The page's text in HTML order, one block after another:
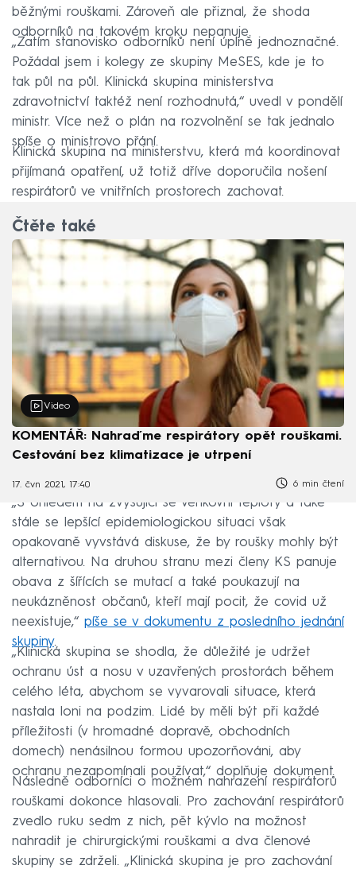
běžnými rouškami. Zároveň ale přiznal, že shoda
odborníků na takovém kroku nepanuje.
„Zatím stanovisko odborníků není úplně jednoznačné.
Požádal jsem i kolegy ze skupiny MeSES, kde je to
tak půl na půl. Klinická skupina ministerstva
zdravotnictví taktéž není rozhodnutá,“ uvedl v pondělí
ministr. Více než o plán na rozvolnění se tak jednalo
spíše o ministrovo přání.
Klinická skupina na ministerstvu, která má koordinovat
přijímaná opatření, už totiž dříve doporučila nošení
respirátorů ve vnitřních prostorech zachovat.
Čtěte také
Video
KOMENTÁŘ: Nahraďme respirátory opět rouškami.
Cestování bez klimatizace je utrpení
17. čvn 2021, 17:40 6 min čtení
„S ohledem na zvyšující se venkovní teploty a také
stále se lepšící epidemiologickou situaci však
opakovaně vyvstává diskuse, že by roušky mohly být
alternativou. Na druhou stranu mezi členy KS panuje
obava z šířících se mutací a také poukazují na
neukázněnost občanů, kteří mají pocit, že covid už
neexistuje,“ píše se v dokumentu z posledního jednání
skupiny.
„Klinická skupina se shodla, že důležité je udržet
ochranu úst a nosu v uzavřených prostorách během
celého léta, abychom se vyvarovali situace, která
nastala loni na podzim. Lidé by měli být při každé
příležitosti (v hromadné dopravě, obchodních
domech) nenásilnou formou upozorňováni, aby
ochranu nezapomínali používat,“ doplňuje dokument.
Následně odborníci o možném nahrazení respirátorů
rouškami dokonce hlasovali. Pro zachování respirátorů
zvedlo ruku sedm z nich, pět kývlo na možnost
nahradit je chirurgickými rouškami a dva členové
skupiny se zdrželi. „Klinická skupina je pro zachování